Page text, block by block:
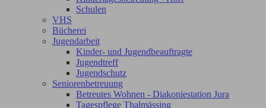
Schulen
VHS
Bücherei
Jugendarbeit
Kinder- und Jugendbeauftragte
Jugendtreff
Jugendschutz
Seniorenbetreuung
Betreutes Wohnen - Diakoniestation Jura
Tagespflege Thalmässing